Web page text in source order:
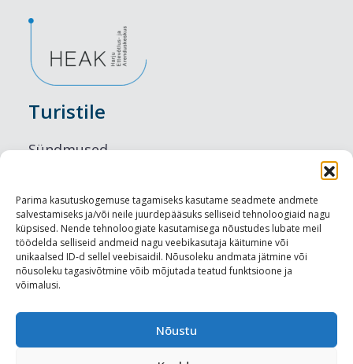
Parima kasutuskogemuse tagamiseks kasutame seadmete andmete
salvestamiseks ja/või neile juurdepääsuks selliseid tehnoloogiaid nagu
küpsised. Nende tehnoloogiate kasutamisega nõustudes lubate meil
töödelda selliseid andmeid nagu veebikasutaja käitumine või
unikaalsed ID-d sellel veebisaidil. Nõusoleku andmata jätmine või
nõusoleku tagasivõtmine võib mõjutada teatud funktsioone ja
võimalusi.
Nõustu
Turistile
Sündmused
Maitseelamused
Vaatamisväärsused
Visit Tallinn
Turismiprofessionaalile